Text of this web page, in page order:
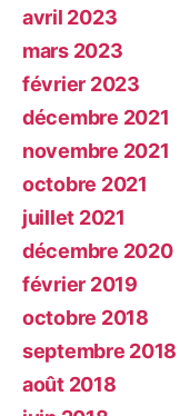
avril 2023
mars 2023
février 2023
décembre 2021
novembre 2021
octobre 2021
juillet 2021
décembre 2020
février 2019
octobre 2018
septembre 2018
août 2018